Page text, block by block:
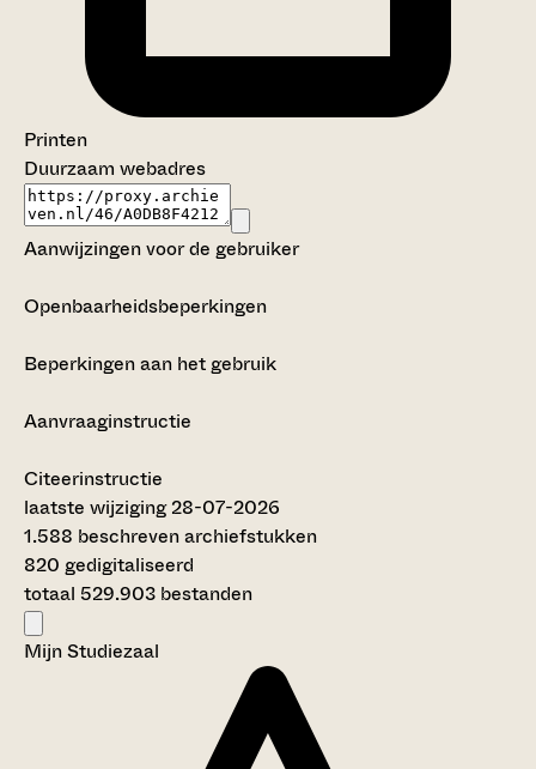
Printen
Duurzaam webadres
Aanwijzingen voor de gebruiker
Openbaarheidsbeperkingen
Beperkingen aan het gebruik
Aanvraaginstructie
Citeerinstructie
laatste wijziging 28-07-2026
1.588 beschreven archiefstukken
820 gedigitaliseerd
totaal 529.903 bestanden
Mijn Studiezaal